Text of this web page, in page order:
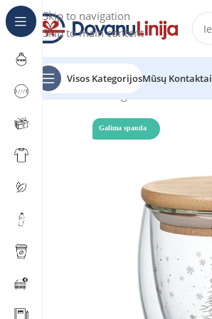
Skip to navigation
Skip to main content
Visos KategorijosMūsų Kontaktai
Pradžia Katalogas
Galima spauda